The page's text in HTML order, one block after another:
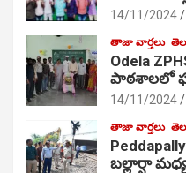
14/11/2024
తాజా వార్తలు
Odela
పాఠ‌శాల‌లో
14/11/2024
తాజా వార్తలు
బల్లార్షా